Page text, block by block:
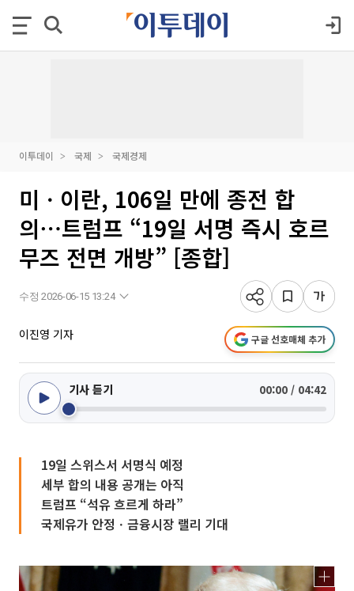
이투데이 국제 국제경제
미ㆍ이란, 106일 만에 종전 합
의⋯트럼프 “19일 서명 즉시 호르
무즈 전면 개방” [종합]
수정 2026-06-15 13:24
이진영 기자 구글 선호매체 추가
기사 듣기 00:00 / 04:42
19일 스위스서 서명식 예정
세부 합의 내용 공개는 아직
트럼프 “석유 흐르게 하라”
국제유가 안정ㆍ금융시장 랠리 기대